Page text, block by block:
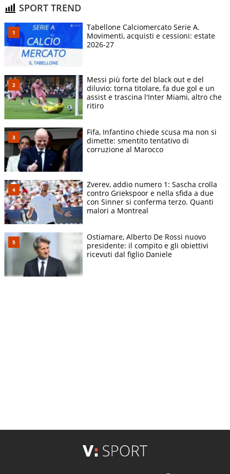
SPORT TREND
Tabellone Calciomercato Serie A.
Movimenti, acquisti e cessioni: estate
2026-27
Messi più forte del black out e del
diluvio: torna titolare, fa due gol e un
assist e trascina l'Inter Miami, altro che
ritiro
Fifa, Infantino chiede scusa ma non si
dimette: smentito tentativo di
corruzione al Marocco
Zverev, addio numero 1: Sascha crolla
contro Griekspoor e nella sfida a due
con Sinner si conferma terzo. Quanti
malori a Montreal
Ostiamare, Alberto De Rossi nuovo
presidente: il compito e gli obiettivi
ricevuti dal figlio Daniele